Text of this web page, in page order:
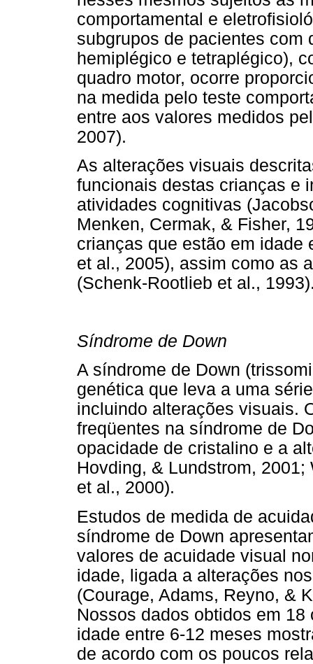
comportamental e
subgrupos de pacientes com
hemiplégico e tetraplégico),
quadro motor, ocorre
na medida pelo teste
entre aos valores medidos
2007).
As alterações visuais
funcionais destas crianças e
atividades cognitivas
Menken, Cermak, & Fisher,
crianças que estão em idade
et al., 2005), assim como as
(Schenk-Rootlieb et al.,
Síndrome de Down
A síndrome de Down
genética que leva a uma
incluindo alterações visuais.
freqüentes na síndrome de
opacidade de cristalino e a
Hovding, & Lundstrom,
et al., 2000).
Estudos de medida de
síndrome de Down
valores de acuidade visual
idade, ligada a alterações
(Courage, Adams, Reyno, &
Nossos dados obtidos em
idade entre 6-12 meses
de acordo com os poucos